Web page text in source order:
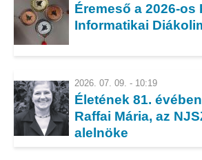
Éremeső a 2026-os
Informatikai
2026. 07. 09. - 10:19
Életének 81.
Raffai Mária, az
alelnöke